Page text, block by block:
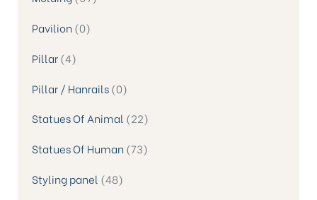
Pavilion 0
Pillar 4
Pillar / Hanrails 0
Statues Of Animal 22
Statues Of Human 73
Styling panel 48